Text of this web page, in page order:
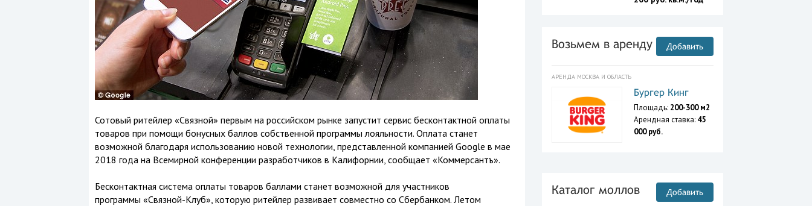
Сотовый ритейлер «Связной» первым на российском рынке запустит сервис бесконтактной оплаты
товаров при помощи бонусных баллов собственной программы лояльности. Оплата станет
возможной благодаря использованию новой технологии, представленной компанией Google в мае
2018 года на Всемирной конференции разработчиков в Калифорнии, сообщает «Коммерсантъ».
Бесконтактная система оплаты товаров баллами станет возможной для участников
программы «Связной-Клуб», которую ритейлер развивает совместно со Сбербанком. Летом
Возьмем в аренду Добавить
АРЕНДА МОСКВА И ОБЛАСТЬ
Бургер Кинг
Площадь: 200-300 м2
Арендная ставка: 45
000 руб.
Каталог моллов Добавить